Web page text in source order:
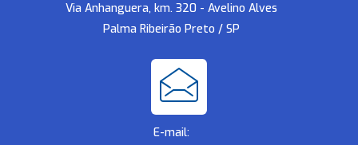
Via Anhanguera, km. 320 - Avelino Alves
Palma Ribeirão Preto / SP
E-mail: